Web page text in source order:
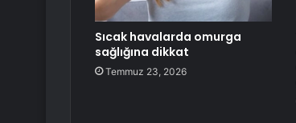
Sıcak havalarda omurga
sağlığına dikkat
Temmuz 23, 2026